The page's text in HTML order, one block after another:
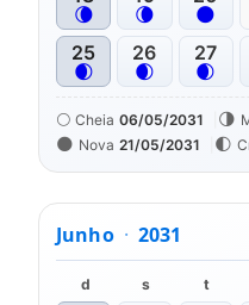
🌘
🌘
🌑
25
🌒
26
🌒
27
🌒
🌕 Cheia 06/05/2031 🌗
🌑 Nova 21/05/2031 🌓
Junho · 2031
d s t